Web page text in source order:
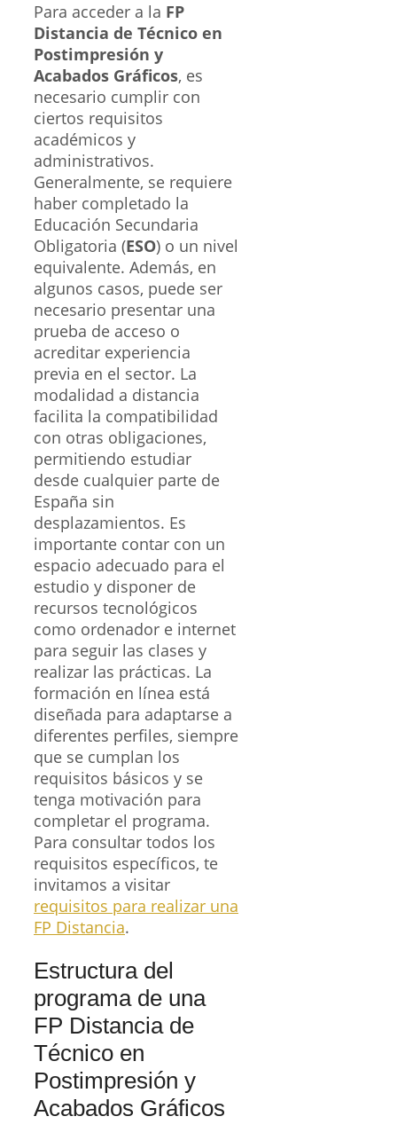
Para acceder a la FP
Distancia de Técnico en
Postimpresión y
Acabados Gráficos, es
necesario cumplir con
ciertos requisitos
académicos y
administrativos.
Generalmente, se requiere
haber completado la
Educación Secundaria
Obligatoria (ESO) o un nivel
equivalente. Además, en
algunos casos, puede ser
necesario presentar una
prueba de acceso o
acreditar experiencia
previa en el sector. La
modalidad a distancia
facilita la compatibilidad
con otras obligaciones,
permitiendo estudiar
desde cualquier parte de
España sin
desplazamientos. Es
importante contar con un
espacio adecuado para el
estudio y disponer de
recursos tecnológicos
como ordenador e internet
para seguir las clases y
realizar las prácticas. La
formación en línea está
diseñada para adaptarse a
diferentes perfiles, siempre
que se cumplan los
requisitos básicos y se
tenga motivación para
completar el programa.
Para consultar todos los
requisitos específicos, te
invitamos a visitar
requisitos para realizar una
FP Distancia.
Estructura del
programa de una
FP Distancia de
Técnico en
Postimpresión y
Acabados Gráficos